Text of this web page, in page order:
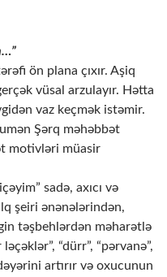
ön plana çıxır. Aşiq
vüsal arzulayır. Hətta
vaz keçmək istəmir.
Şərq məhəbbət
motivləri müasir
sadə, axıcı və
şeiri ənənələrindən,
təşbehlərdən məharətlə
“dürr”, “pərvanə”,
artırır və oxucunun